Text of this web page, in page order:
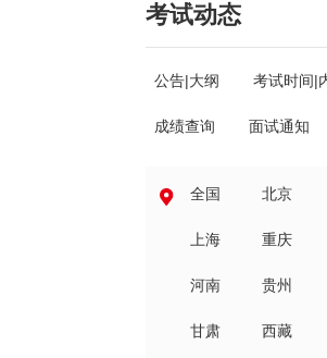
考试动态
公告|大纲 考试时间|
成绩查询 面试通知
全国 北京
上海 重庆
河南 贵州
甘肃 西藏